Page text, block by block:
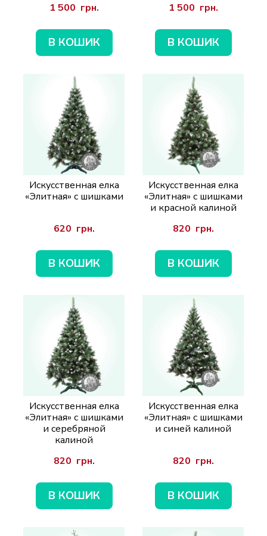
1 500  грн.
В КОШИК
1 500  грн.
В КОШИК
Искусственная елка
«Элитная» с шишками
620  грн.
В КОШИК
Искусственная елка
«Элитная» с шишками
и красной калиной
820  грн.
В КОШИК
Искусственная елка
«Элитная» с шишками
и серебряной
калиной
820  грн.
В КОШИК
Искусственная елка
«Элитная» с шишками
и синей калиной
820  грн.
В КОШИК